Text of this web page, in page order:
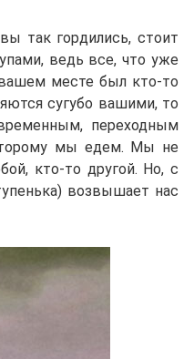
так гордились, стоит
ведь все, что уже
месте был кто-то
сугубо вашими, то
переходным
мы едем. Мы не
кто-то другой. Но, с
возвышает нас